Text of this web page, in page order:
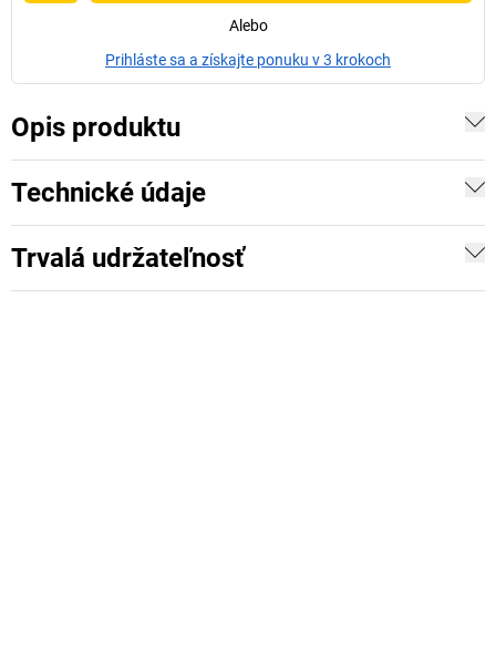
Alebo
Prihláste sa a získajte ponuku v 3 krokoch
Opis produktu
Technické údaje
Trvalá udržateľnosť